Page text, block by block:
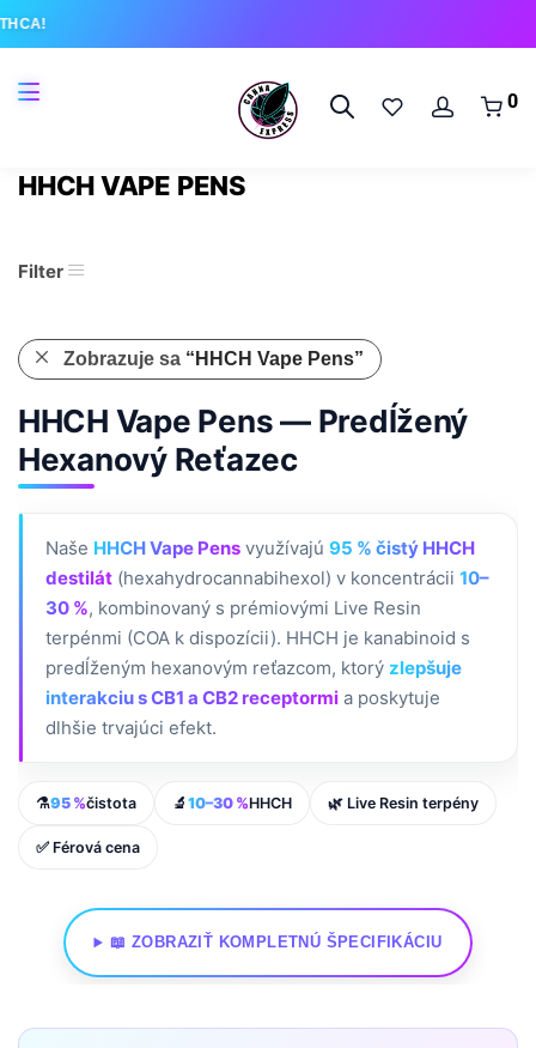
0
HHCH VAPE PENS
Filter
Zobrazuje sa “HHCH Vape Pens”
HHCH Vape Pens — Predĺžený
Hexanový Reťazec
Naše HHCH Vape Pens využívajú 95 % čistý HHCH
destilát (hexahydrocannabihexol) v koncentrácii 10–
30 %, kombinovaný s prémiovými Live Resin
terpénmi (COA k dispozícii). HHCH je kanabinoid s
predĺženým hexanovým reťazcom, ktorý zlepšuje
interakciu s CB1 a CB2 receptormi a poskytuje
dlhšie trvajúci efekt.
⚗️95 %čistota 🔬 10–30 %HHCH 🌿 Live Resin terpény
✅ Férová cena
📖 ZOBRAZIŤ KOMPLETNÚ ŠPECIFIKÁCIU